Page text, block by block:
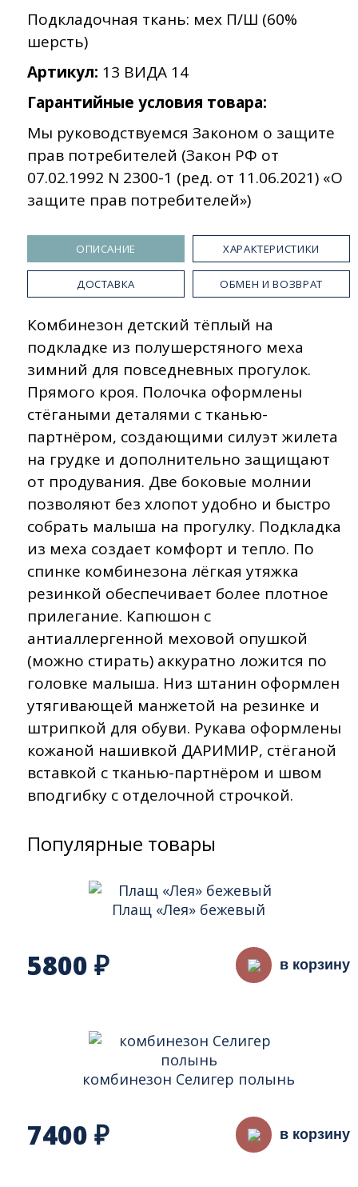
Подкладочная ткань: мех П/Ш (60%
шерсть)
Артикул: 13 ВИДА 14
Гарантийные условия товара:
Мы руководствуемся Законом о защите
прав потребителей (Закон РФ от
07.02.1992 N 2300-1 (ред. от 11.06.2021) «О
защите прав потребителей»)
ОПИСАНИЕ ХАРАКТЕРИСТИКИ
ДОСТАВКА ОБМЕН И ВОЗВРАТ
Комбинезон детский тёплый на
подкладке из полушерстяного меха
зимний для повседневных прогулок.
Прямого кроя. Полочка оформлены
стёгаными деталями с тканью-
партнёром, создающими силуэт жилета
на грудке и дополнительно защищают
от продувания. Две боковые молнии
позволяют без хлопот удобно и быстро
собрать малыша на прогулку. Подкладка
из меха создает комфорт и тепло. По
спинке комбинезона лёгкая утяжка
резинкой обеспечивает более плотное
прилегание. Капюшон с
антиаллергенной меховой опушкой
(можно стирать) аккуратно ложится по
головке малыша. Низ штанин оформлен
утягивающей манжетой на резинке и
штрипкой для обуви. Рукава оформлены
кожаной нашивкой ДАРИМИР, стёганой
вставкой с тканью-партнёром и швом
вподгибку с отделочной строчкой.
Популярные товары
Плащ «Лея» бежевый
5800 ₽ в корзину
комбинезон Селигер полынь
7400 ₽ в корзину